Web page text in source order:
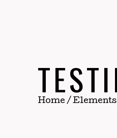
Home / Elements